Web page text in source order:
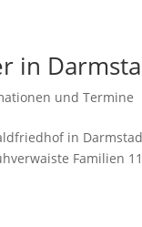
in
und Termine
in
Familien